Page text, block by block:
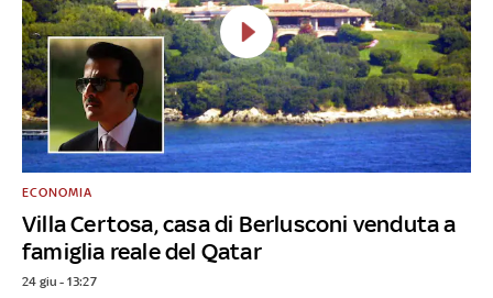
Villa Certosa, casa di Berlusconi venduta a
famiglia reale del Qatar
ECONOMIA
24 giu - 13:27